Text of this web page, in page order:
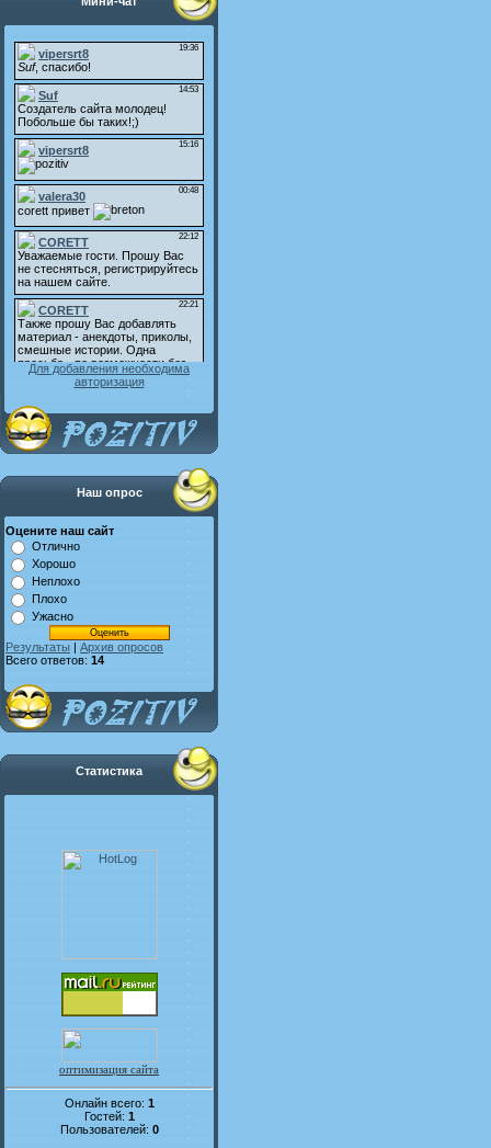
Для добавления необходима
авторизация
Наш опрос
Оцените наш сайт
Отлично
Хорошо
Неплохо
Плохо
Ужасно
Результаты | Архив опросов
Всего ответов: 14
Статистика
оптимизация сайта
Онлайн всего: 1
Гостей: 1
Пользователей: 0